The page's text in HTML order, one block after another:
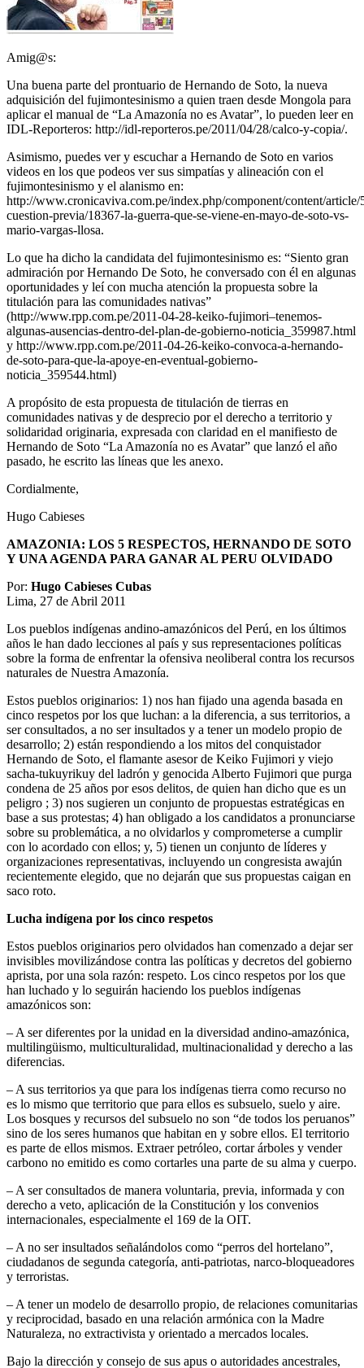
Amig@s:
Una buena parte del prontuario de Hernando de Soto, la nueva
adquisición del fujimontesinismo a quien traen desde Mongola para
aplicar el manual de “La Amazonía no es Avatar”, lo pueden leer en
IDL-Reporteros: http://idl-reporteros.pe/2011/04/28/calco-y-copia/.
Asimismo, puedes ver y escuchar a Hernando de Soto en varios
videos en los que podeos ver sus simpatías y alineación con el
fujimontesinismo y el alanismo en:
http://www.cronicaviva.com.pe/index.php/component/content/article/
cuestion-previa/18367-la-guerra-que-se-viene-en-mayo-de-soto-vs-
mario-vargas-llosa.
Lo que ha dicho la candidata del fujimontesinismo es: “Siento gran
admiración por Hernando De Soto, he conversado con él en algunas
oportunidades y leí con mucha atención la propuesta sobre la
titulación para las comunidades nativas”
(http://www.rpp.com.pe/2011-04-28-keiko-fujimori–tenemos-
algunas-ausencias-dentro-del-plan-de-gobierno-noticia_359987.html
y http://www.rpp.com.pe/2011-04-26-keiko-convoca-a-hernando-
de-soto-para-que-la-apoye-en-eventual-gobierno-
noticia_359544.html)
A propósito de esta propuesta de titulación de tierras en
comunidades nativas y de desprecio por el derecho a territorio y
solidaridad originaria, expresada con claridad en el manifiesto de
Hernando de Soto “La Amazonía no es Avatar” que lanzó el año
pasado, he escrito las líneas que les anexo.
Cordialmente,
Hugo Cabieses
AMAZONIA: LOS 5 RESPECTOS, HERNANDO DE SOTO
Y UNA AGENDA PARA GANAR AL PERU OLVIDADO
Por: Hugo Cabieses Cubas
Lima, 27 de Abril 2011
Los pueblos indígenas andino-amazónicos del Perú, en los últimos
años le han dado lecciones al país y sus representaciones políticas
sobre la forma de enfrentar la ofensiva neoliberal contra los recursos
naturales de Nuestra Amazonía.
Estos pueblos originarios: 1) nos han fijado una agenda basada en
cinco respetos por los que luchan: a la diferencia, a sus territorios, a
ser consultados, a no ser insultados y a tener un modelo propio de
desarrollo; 2) están respondiendo a los mitos del conquistador
Hernando de Soto, el flamante asesor de Keiko Fujimori y viejo
sacha-tukuyrikuy del ladrón y genocida Alberto Fujimori que purga
condena de 25 años por esos delitos, de quien han dicho que es un
peligro ; 3) nos sugieren un conjunto de propuestas estratégicas en
base a sus protestas; 4) han obligado a los candidatos a pronunciarse
sobre su problemática, a no olvidarlos y comprometerse a cumplir
con lo acordado con ellos; y, 5) tienen un conjunto de líderes y
organizaciones representativas, incluyendo un congresista awajún
recientemente elegido, que no dejarán que sus propuestas caigan en
saco roto.
Lucha indígena por los cinco respetos
Estos pueblos originarios pero olvidados han comenzado a dejar ser
invisibles movilizándose contra las políticas y decretos del gobierno
aprista, por una sola razón: respeto. Los cinco respetos por los que
han luchado y lo seguirán haciendo los pueblos indígenas
amazónicos son:
– A ser diferentes por la unidad en la diversidad andino-amazónica,
multilingüismo, multiculturalidad, multinacionalidad y derecho a las
diferencias.
– A sus territorios ya que para los indígenas tierra como recurso no
es lo mismo que territorio que para ellos es subsuelo, suelo y aire.
Los bosques y recursos del subsuelo no son “de todos los peruanos”
sino de los seres humanos que habitan en y sobre ellos. El territorio
es parte de ellos mismos. Extraer petróleo, cortar árboles y vender
carbono no emitido es como cortarles una parte de su alma y cuerpo.
– A ser consultados de manera voluntaria, previa, informada y con
derecho a veto, aplicación de la Constitución y los convenios
internacionales, especialmente el 169 de la OIT.
– A no ser insultados señalándolos como “perros del hortelano”,
ciudadanos de segunda categoría, anti-patriotas, narco-bloqueadores
y terroristas.
– A tener un modelo de desarrollo propio, de relaciones comunitarias
y reciprocidad, basado en una relación armónica con la Madre
Naturaleza, no extractivista y orientado a mercados locales.
Bajo la dirección y consejo de sus apus o autoridades ancestrales,